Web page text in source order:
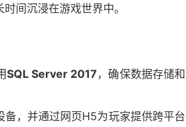
间沉浸在游戏世界中。
SQL Server 2017，确保数据存储和
备，并通过网页H5为玩家提供跨平台